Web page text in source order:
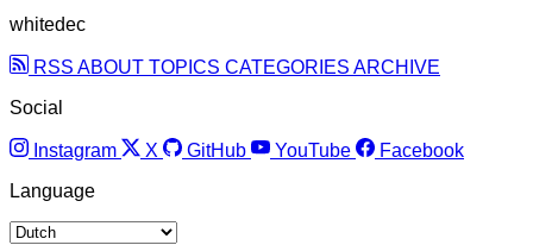
whitedec
RSS ABOUT TOPICS CATEGORIES ARCHIVE
Social
Instagram X GitHub YouTube
Facebook
Language